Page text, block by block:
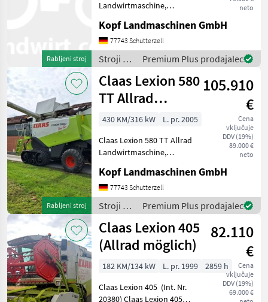
MARKETPLACE
Marketplace
Ponudbe
trgovcev
oglasi
Rabljeni stroj
neto
Landwirtmaschine,
Trommelstunden (Int.Nr.
17804) AutoContour
Schneidwerksregelung,
Beleuchtung für klappbare
Vorsatzgerät
Kopf Landmaschinen GmbH
77743 Schutterzell
Stroji za
spravilo
-
poljedelstvo
/ Claas
Premium Plus prodajalec
Rabljeni stroj
Claas Lexion 580
TT Allrad
Landwirtmaschine
Merc
105.910
€
Cena
vključuje
DDV (19%)
89.000 €
neto
430 KM/316 kW
L. pr. 2005
Claas Lexion 580 TT Allrad
Landwirtmaschine,
Trommelstunden (Int. Nr.
17804) AutoContour
Schneidwerksregelung,
Beleuchtung für klappbare
Vorsa
Kopf Landmaschinen GmbH
77743 Schutterzell
Stroji za
spravilo
-
poljedelstvo
/ Claas
Premium Plus prodajalec
Claas Lexion 405
(Allrad möglich)
82.110
€
Cena
vključuje
DDV (19%)
69.000 €
182 KM/134 kW L. pr. 1999
2859 h
Claas Lexion 405 (Int. Nr.
20380) Claas Lexion 405